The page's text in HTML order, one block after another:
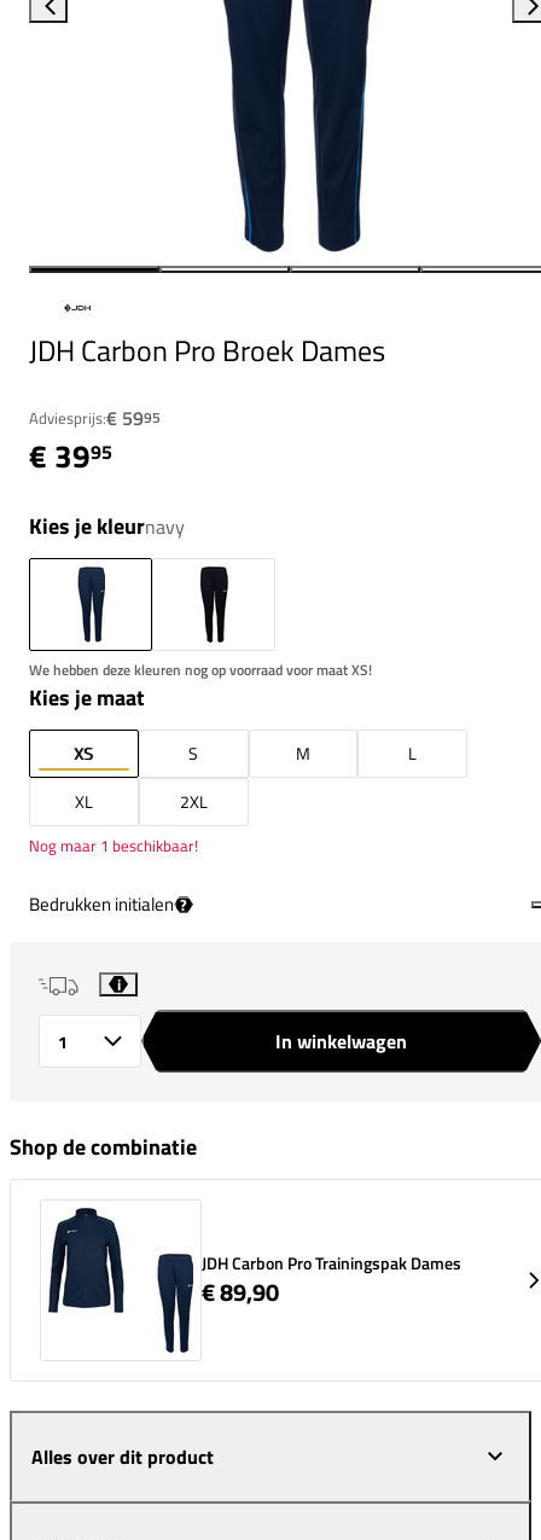
JDH Carbon Pro Broek Dames
Adviesprijs:€ 5995
€ 3995
Kies je kleurnavy
We hebben deze kleuren nog op voorraad voor maat XS!
Kies je maat
XS S M
L
XL
2XL
Nog maar 1 beschikbaar!
Bedrukken initialen ?
i
In winkelwagen
Shop de combinatie
JDH Carbon Pro Trainingspak Dames
€ 89,90
Alles over dit product